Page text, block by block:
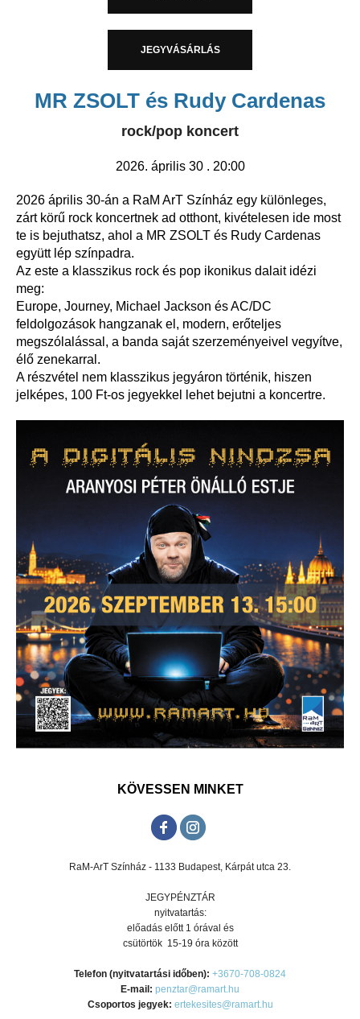
JEGYVÁSÁRLÁS
MR ZSOLT és Rudy Cardenas
rock/pop koncert
2026. április 30 . 20:00
2026 április 30-án a RaM ArT Színház egy különleges,
zárt körű rock koncertnek ad otthont, kivételesen ide most
te is bejuthatsz, ahol a MR ZSOLT és Rudy Cardenas
együtt lép színpadra.
Az este a klasszikus rock és pop ikonikus dalait idézi
meg:
Europe, Journey, Michael Jackson és AC/DC
feldolgozások hangzanak el, modern, erőteljes
megszólalással, a banda saját szerzeményeivel vegyítve,
élő zenekarral.
A részvétel nem klasszikus jegyáron történik, hiszen
jelképes, 100 Ft-os jegyekkel lehet bejutni a koncertre.
KÖVESSEN MINKET
RaM-ArT Színház - 1133 Budapest, Kárpát utca 23.
JEGYPÉNZTÁR
nyitvatartás:
előadás előtt 1 órával és
csütörtök 15-19 óra között
Telefon (nyitvatartási időben): +3670-708-0824
E-mail: penztar@ramart.hu
Csoportos jegyek: ertekesites@ramart.hu